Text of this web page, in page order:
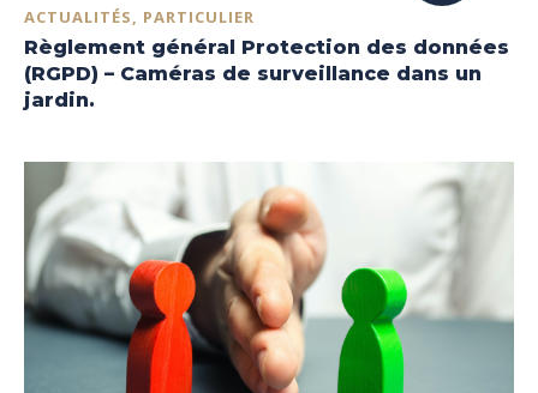
ACTUALITÉS, PARTICULIER
Règlement général Protection des données
(RGPD) – Caméras de surveillance dans un
jardin.